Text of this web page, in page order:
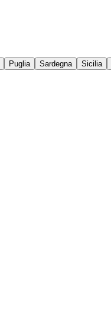
Puglia Sardegna Sicilia